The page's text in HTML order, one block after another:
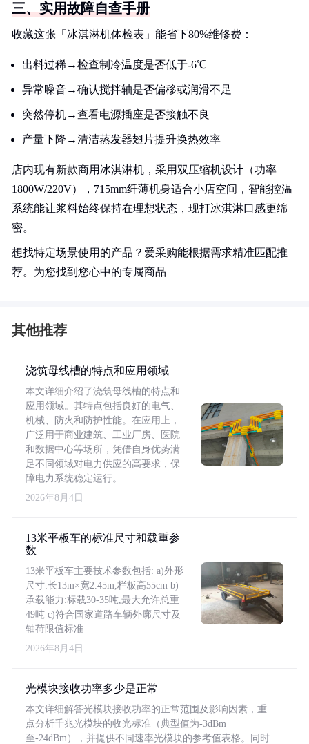
三、实用故障自查手册
收藏这张「冰淇淋机体检表」能省下80%维修费：
出料过稀→检查制冷温度是否低于-6℃
异常噪音→确认搅拌轴是否偏移或润滑不足
突然停机→查看电源插座是否接触不良
产量下降→清洁蒸发器翅片提升换热效率
店内现有新款商用冰淇淋机，采用双压缩机设计（功率
1800W/220V），715mm纤薄机身适合小店空间，智能控温
系统能让浆料始终保持在理想状态，现打冰淇淋口感更绵
密。
想找特定场景使用的产品？爱采购能根据需求精准匹配推
荐。为您找到您心中的专属商品
其他推荐
浇筑母线槽的特点和应用领域
本文详细介绍了浇筑母线槽的特点和
应用领域。其特点包括良好的电气、
机械、防火和防护性能。在应用上，
广泛用于商业建筑、工业厂房、医院
和数据中心等场所，凭借自身优势满
足不同领域对电力供应的高要求，保
障电力系统稳定运行。
2026年8月4日
13米平板车的标准尺寸和载重参
数
13米平板车主要技术参数包括: a)外形
尺寸:长13m×宽2.45m,栏板高55cm b)
承载能力:标载30-35吨,最大允许总重
49吨 c)符合国家道路车辆外廓尺寸及
轴荷限值标准
2026年8月4日
光模块接收功率多少是正常
本文详细解答光模块接收功率的正常范围及影响因素，重
点分析千兆光模块的收光标准（典型值为-3dBm
至-24dBm），并提供不同速率光模块的参考值表格。同时